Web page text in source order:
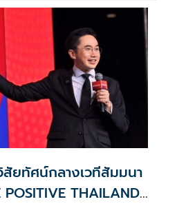
ยทัศน์กลางเวทีสัมมนา
POSITIVE THAILAND'